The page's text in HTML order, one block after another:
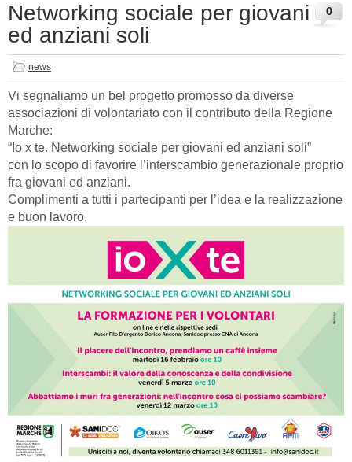
0
Networking sociale per giovani
ed anziani soli
news
Vi segnaliamo un bel progetto promosso da diverse
associazioni di volontariato con il contributo della Regione
Marche:
“Io x te. Networking sociale per giovani ed anziani soli”
con lo scopo di favorire l’interscambio generazionale proprio
fra giovani ed anziani.
Complimenti a tutti i partecipanti per l’idea e la realizzazione
e buon lavoro.